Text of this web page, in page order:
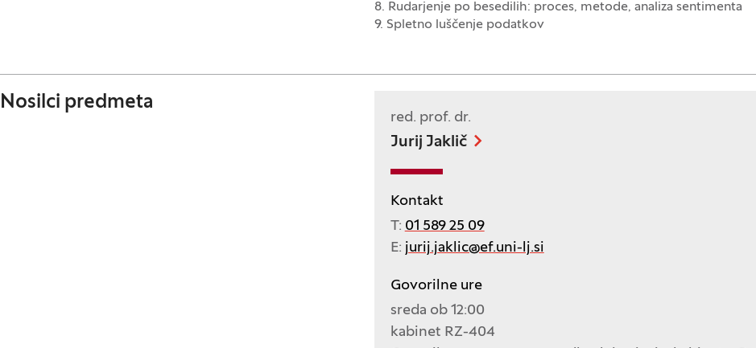
8. Rudarjenje po besedilih: proces, metode, analiza sentimenta
9. Spletno luščenje podatkov
Nosilci predmeta
red. prof. dr.
Jurij Jaklič
Kontakt
T: 01 589 25 09
E: jurij.jaklic@ef.uni-lj.si
Govorilne ure
sreda ob 12:00
kabinet RZ-404